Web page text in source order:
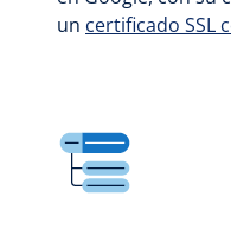
un certificado SSL